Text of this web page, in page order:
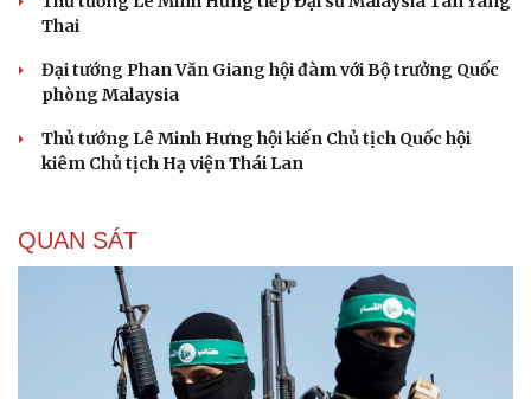
Thai
Đại tướng Phan Văn Giang hội đàm với Bộ trưởng Quốc
phòng Malaysia
Thủ tướng Lê Minh Hưng hội kiến Chủ tịch Quốc hội
kiêm Chủ tịch Hạ viện Thái Lan
QUAN SÁT